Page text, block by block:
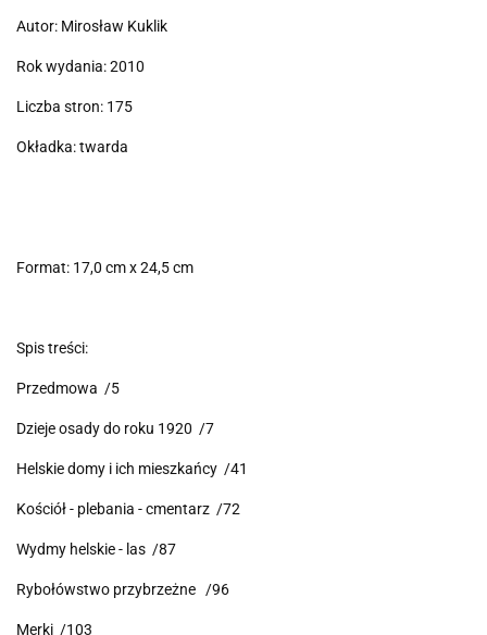
Autor: Mirosław Kuklik
Rok wydania: 2010
Liczba stron: 175
Okładka: twarda
Format: 17,0 cm x 24,5 cm
Spis treści:
Przedmowa /5
Dzieje osady do roku 1920 /7
Helskie domy i ich mieszkańcy /41
Kościół - plebania - cmentarz /72
Wydmy helskie - las /87
Rybołówstwo przybrzeżne /96
Merki /103